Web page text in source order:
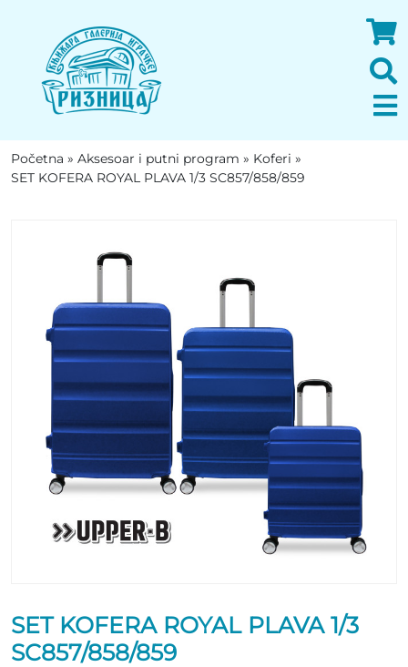
Početna » Aksesoar i putni program » Koferi »
SET KOFERA ROYAL PLAVA 1/3 SC857/858/859
SET KOFERA ROYAL PLAVA 1/3
SC857/858/859